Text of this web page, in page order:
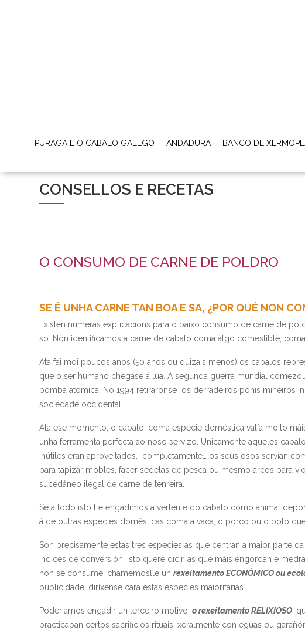
PURAGA E O CABALO GALEGO ANDADURA BANCO DE
CONSELLOS E RECETAS
O CONSUMO DE CARNE DE POLDRO
SE É UNHA CARNE TAN BOA E SA, ¿POR QUÉ NON
Existen numeras explicacións para o baixo consumo de carne de
so: Non identificamos a carne de cabalo coma algo comestible,
Ata fai moi poucos anos (50 anos ou quizais menos) os cabalos
que o ser humano chegase á lúa. A segunda guerra mundial
bomba atómica. No 1994 retiráronse os derradeiros ponis mineiros
sociedade occidental.
Ata ese momento, o cabalo, coma especie doméstica valía moito
unha ferramenta perfecta ao noso servizo. Unicamente aqueles
inútiles eran aproveitados… completamente… os seus osos servían
para tapizar mobles, facer sedelas de pesca ou mesmo arcos para
sucedáneo ilegal de carne de tenreira.
Se a todo isto lle engadimos a vertente do cabalo como animal
á de outras especies domésticas coma a vaca, o porco ou o polo
Son precisamente estas tres especies as que centran a maior parte
índices de conversión, isto quere dicir, as que máis engordan e
non se consume, chamémoslle unrexeitamento ECONÓMICO ou
publicidade, diríxense cara estas especies maioritarias.
Poderiamos engadir un terceiro motivo,o rexeitamento RELIXIOSO ,
practicaban certos sacrificios rituais, xeralmente con eguas ou